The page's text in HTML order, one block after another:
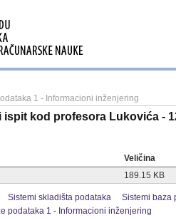
1 - Informacioni inženjering
ispit kod profesora Lukovića -
Veličina
189.15 KB
Sistemi skladišta podataka Sistemi baza
podataka 1 - Informacioni inženjering